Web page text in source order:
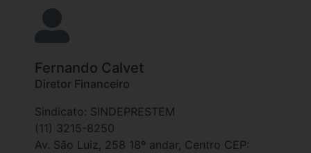
Fernando Calvet
Diretor Financeiro
Sindicato: SINDEPRESTEM
(11) 3215-8250
Av. São Luiz, 258 18º andar, Centro CEP: